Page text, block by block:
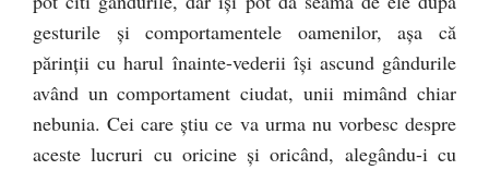
gesturile şi comportamentele oamenilor, aşa că
părinţii cu harul înainte-vederii îşi ascund gândurile
având un comportament ciudat, unii mimând chiar
nebunia. Cei care ştiu ce va urma nu vorbesc despre
aceste lucruri cu oricine şi oricând, alegându-i cu